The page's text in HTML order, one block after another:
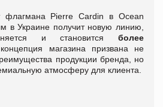
Pierre Cardin в Ocean
в Украине получит новую линию,
и становится более
магазина призвана не
продукции бренда, но
атмосферу для клиента.